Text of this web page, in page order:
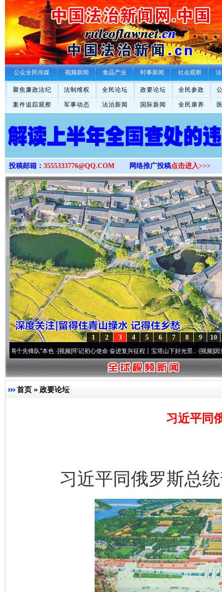
>
公众全民传媒 视频新闻 食品产业 时事新闻 社会观察
聚焦廉政法纪 法制维权 全民论坛 政要论坛 全民参政
案件追踪观察 军事动态 法治新闻 国际新闻 全民康养
投稿邮箱： 3555333776@QQ.COM 网络推广投稿点击进入>>>
10
9
8
7
6
5
4
3
2
1
队”本色·[视频]牢记初心使命 奋进复兴征程丨宝塔山下好光景..·[视频]因党而生 为
首页 » 政要论坛
习近平同
习近平同俄罗斯总统